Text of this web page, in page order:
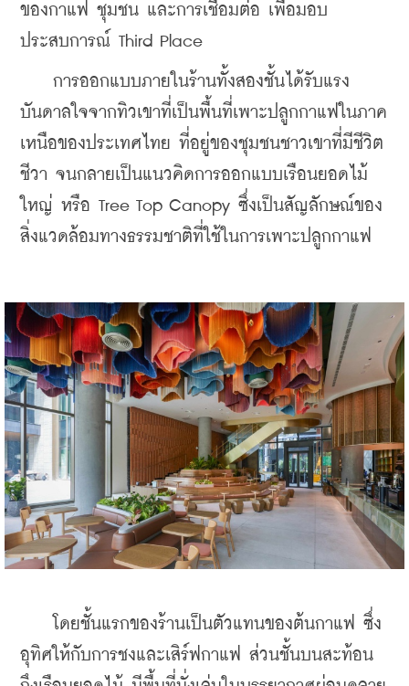
ของกาแฟ ชุมชน และการเชื่อมต่อ เพื่อมอบ
ประสบการณ์ Third Place
การออกแบบภายในร้านทั้งสองชั้นได้รับแรง
บันดาลใจจากทิวเขาที่เป็นพื้นที่เพาะปลูกกาแฟในภาค
เหนือของประเทศไทย ที่อยู่ของชุมชนชาวเขาที่มีชีวิต
ชีวา จนกลายเป็นแนวคิดการออกแบบเรือนยอดไม้
ใหญ่ หรือ Tree Top Canopy ซึ่งเป็นสัญลักษณ์ของ
สิ่งแวดล้อมทางธรรมชาติที่ใช้ในการเพาะปลูกกาแฟ
โดยชั้นแรกของร้านเป็นตัวแทนของต้นกาแฟ ซึ่ง
อุทิศให้กับการชงและเสิร์ฟกาแฟ ส่วนชั้นบนสะท้อน